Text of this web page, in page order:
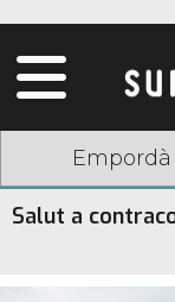
Empordà
Salut a